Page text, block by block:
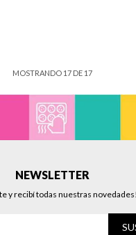
MOSTRANDO 17DE 17
NEWSLETTER
y recibí todas nuestras novedades!